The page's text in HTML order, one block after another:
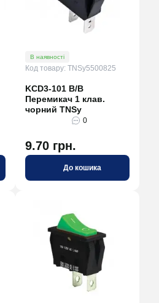
В наявності
Код товару: TNSy5500825
KCD3-101 B/B
Перемикач 1 клав.
чорний TNSy
0
9.70 грн.
До кошика